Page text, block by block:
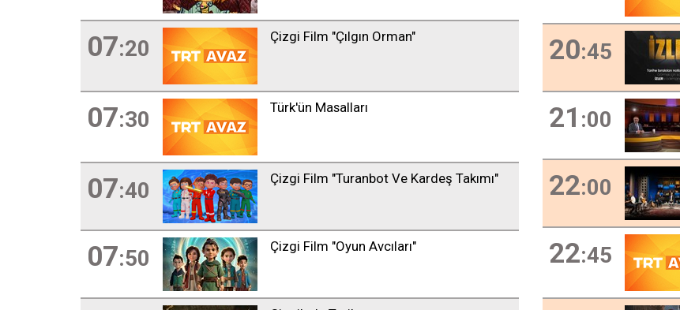
07:20 Çizgi Film "Çılgın Orman"
07:30 Türk'ün Masalları
07:40 Çizgi Film "Turanbot Ve Kardeş Takımı"
07:50 Çizgi Film "Oyun Avcıları"
20:45
21 :00
22:00
22:45